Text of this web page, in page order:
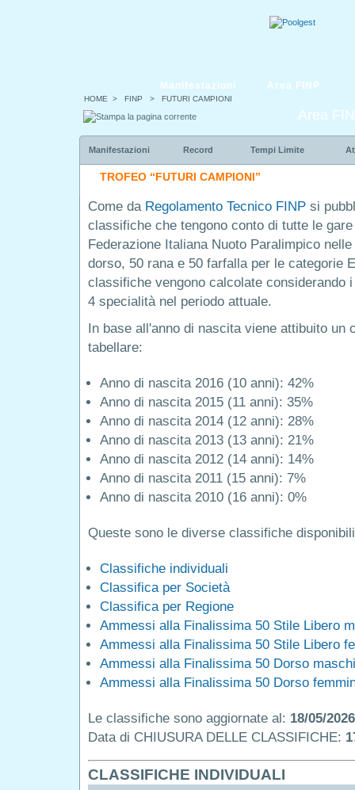
HOME > FINP > FUTURI CAMPIONI
Manifestazioni Area FINP
Area
Manifestazioni Record Tempi Limite
TROFEO “FUTURI CAMPIONI”
Come da Regolamento Tecnico FINP si
classifiche che tengono conto di tutte le
Federazione Italiana Nuoto Paralimpico
dorso, 50 rana e 50 farfalla per le categorie
classifiche vengono calcolate considerando
4 specialità nel periodo attuale.
In base all'anno di nascita viene attibuito un
tabellare:
Anno di nascita 2016 (10 anni): 42%
Anno di nascita 2015 (11 anni): 35%
Anno di nascita 2014 (12 anni): 28%
Anno di nascita 2013 (13 anni): 21%
Anno di nascita 2012 (14 anni): 14%
Anno di nascita 2011 (15 anni): 7%
Anno di nascita 2010 (16 anni): 0%
Queste sono le diverse classifiche
Classifiche individuali
Classifica per Società
Classifica per Regione
Ammessi alla Finalissima 50 Stile Libero
Ammessi alla Finalissima 50 Stile Libero
Ammessi alla Finalissima 50 Dorso
Ammessi alla Finalissima 50 Dorso
Le classifiche sono aggiornate al: 18/05/
Data di CHIUSURA DELLE CLASSIFICHE:
CLASSIFICHE INDIVIDUALI